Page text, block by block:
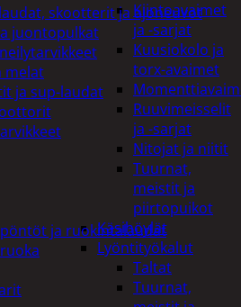
Kiintoavaimet
ja -sarjat
Kuusiokolo ja
torx-avaimet
Ruuvimeisselit
ja -sarjat
Nitojat ja niitit
Tuurnat,
meistit ja
piirtopuikot
Käsihöylät
Lyöntityökalut
Taltat
Tuurnat,
skootterit ja ajoneuvot
juontopulkat
melat
ja sup-laudat
ja ruokintalaudat